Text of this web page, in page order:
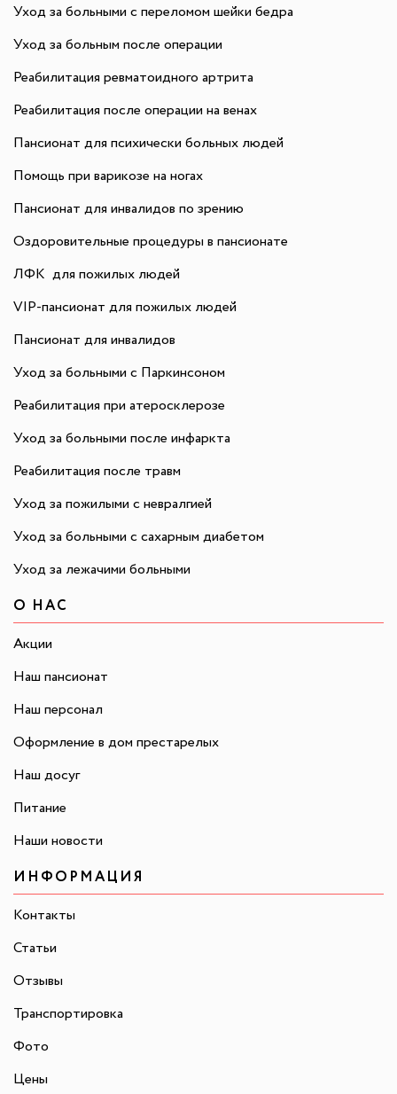
Уход за больными с переломом шейки бедра
Уход за больным после операции
Реабилитация ревматоидного артрита
Реабилитация после операции на венах
Пансионат для психически больных людей
Помощь при варикозе на ногах
Пансионат для инвалидов по зрению
Оздоровительные процедуры в пансионате
ЛФК для пожилых людей
VIP-пансионат для пожилых людей
Пансионат для инвалидов
Уход за больными с Паркинсоном
Реабилитация при атеросклерозе
Уход за больными после инфаркта
Реабилитация после травм
Уход за пожилыми с невралгией
Уход за больными с сахарным диабетом
Уход за лежачими больными
О НАС
Акции
Наш пансионат
Наш персонал
Оформление в дом престарелых
Наш досуг
Питание
Наши новости
ИНФОРМАЦИЯ
Контакты
Статьи
Отзывы
Транспортировка
Фото
Цены